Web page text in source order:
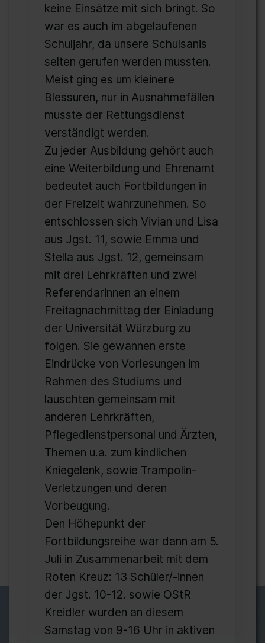
keine Einsätze mit sich bringt. So
war es auch im abgelaufenen
Schuljahr, da unsere Schulsanis
selten gerufen werden mussten.
Meist ging es um kleinere
Blessuren, nur in Ausnahmefällen
musste der Rettungsdienst
verständigt werden.
Zu jeder Ausbildung gehört auch
eine Weiterbildung und Ehrenamt
bedeutet auch Fortbildungen in
der Freizeit wahrzunehmen. So
entschlossen sich Vivian und Lisa
aus Jgst. 11, sowie Emma und
Stella aus Jgst. 12, gemeinsam
mit drei Lehrkräften und zwei
Referendarinnen an einem
Freitagnachmittag der Einladung
der Universität Würzburg zu
folgen. Sie gewannen erste
Eindrücke von Vorlesungen im
Rahmen des Studiums und
lauschten gemeinsam mit
anderen Lehrkräften,
Pflegedienstpersonal und Ärzten,
Themen u.a. zum kindlichen
Kniegelenk, sowie Trampolin-
Verletzungen und deren
Vorbeugung.
Den Höhepunkt der
Fortbildungsreihe war dann am 5.
Juli in Zusammenarbeit mit dem
Roten Kreuz: 13 Schüler/-innen
der Jgst. 10-12. sowie OStR
Kreidler wurden an diesem
Samstag von 9-16 Uhr in aktiven